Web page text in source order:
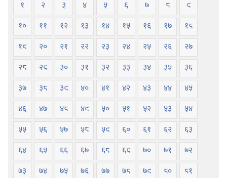
१ २ ३ ४ ५ ६ ७ ८
९
१०
११ १२ १३ १४ १५ १६ १७
१८
१९
२० २१ २२ २३ २४ २५ २६
२७
२८
२९ ३० ३१ ३२ ३३ ३४ ३५
३६
३७
३८ ३९ ४० ४१ ४२ ४३ ४४
४५
४६
४७ ४८ ४९ ५० ५१ ५२ ५३
५४
५५
५६ ५७ ५८ ५९ ६० ६१ ६२
६३
६४
६५ ६६ ६७ ६८ ६९ ७० ७१
७२
७३
७४ ७५ ७६ ७७ ७८ ७९ ८०
८१